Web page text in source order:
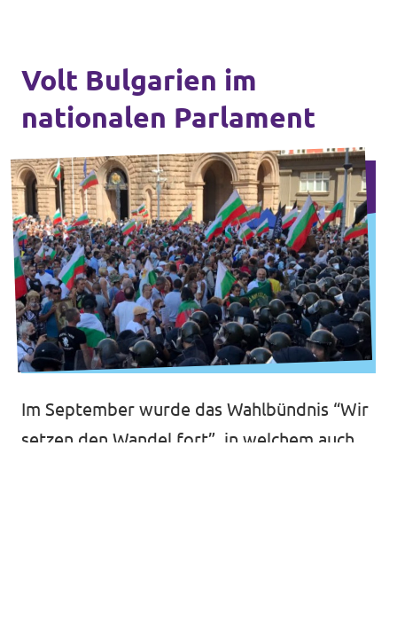
Volt in ganz Europa
Volt ist in über 30 Ländern in Europa vertreten.
Hier findest du Links zu den Websites von Volt
in anderen Ländern.
Volt Europa
Alle Volt Websites
Volt Bulgarien im
nationalen Parlament
Im September wurde das Wahlbündnis “Wir
setzen den Wandel fort”, in welchem auch